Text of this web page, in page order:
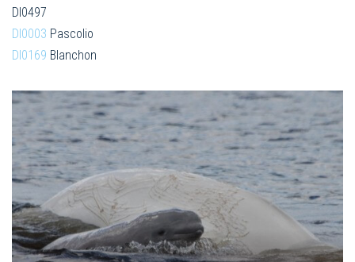
Dl0497
Dl0003 Pascolio
Dl0169 Blanchon